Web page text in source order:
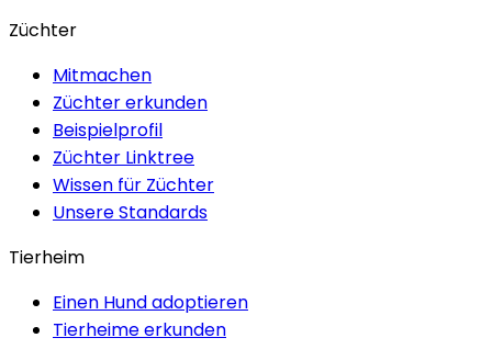
Züchter
Mitmachen
Züchter erkunden
Beispielprofil
Züchter Linktree
Wissen für Züchter
Unsere Standards
Tierheim
Einen Hund adoptieren
Tierheime erkunden